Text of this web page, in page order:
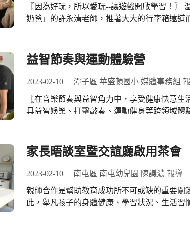
說：「這次能讓楊子樸老師來操刀協助真的
法、在地的元素與幼兒園的特色，這些所融合
營呢！ During this winter break, the International Preparatory Studies’ team and foreign
teachers planned a three-day wilderness survival
collected dried leaves and fruits to piece together
surprisingly easy collectable supplies in the woods.
practiced bandaging the wounds if we ever got hurt. Our children build their confidence
English across all skills whilst developing their
〖因為好玩，所以愛玩--讓遊戲開啟學習！〗 溫暖的冬日清晨，被大家暱稱為「許
奶爸」的許永清老師，推著大大的行李箱遠道
共作，讓遊戲開啟學習，用輕輕款款的節奏，和未來世
國17項永續發展目標，進一步審視169則細項
領域，進行生活化的具體落實行動，運用各種
同目標前進，一起改變我們共同的未來。想像
SDGs就是給地球的藥方，只要從自己的生活
的小天使！ 用SDGs打造2030未來新世界，你我都不會缺席，一起化身為小小的水
益智節奏與運動體驗營
2023-02-10 潭子區 華盛頓國小 媒體事務組
〖在音樂節奏與益智角力中，享受健康快意生活！〗 如何在不同的學習活
具益智娛樂、打擊敲奏、運動健身等跨領域體驗呢？ 走近三樓教室，就能
益智角力，更讓教室裡歡聲笑語不斷；充分伸
子們的身體記憶，假期中也能享有健康生活。 短短的營隊時光，就在孩子們愜意滿
足的笑容裡，劃下令人難忘的驚嘆號！
家長晤談室暨交誼廳啟用茶會
2023-02-10 南屯區 南屯幼兒園 陳議濃 報導
親師合作是幫助教育成功所不可或缺的重要關
此，舉凡孩子的身體健康、學習狀況、生活習